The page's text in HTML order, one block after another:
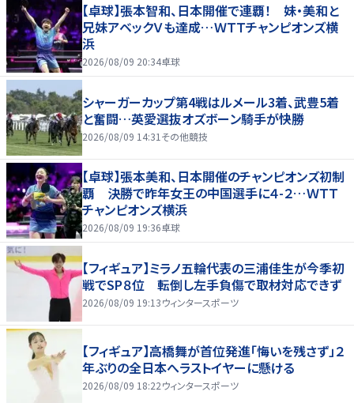
【卓球】張本智和、日本開催で連覇！ 妹・美和と
兄妹アベックＶも達成…ＷＴＴチャンピオンズ横
浜
2026/08/09 20:34卓球
シャーガーカップ第4戦はルメール3着、武豊5着
と奮闘…英愛選抜オズボーン騎手が快勝
2026/08/09 14:31 その他競技
【卓球】張本美和、日本開催のチャンピオンズ初制
覇 決勝で昨年女王の中国選手に４-２…ＷＴＴ
チャンピオンズ横浜
2026/08/09 19:36卓球
【フィギュア】ミラノ五輪代表の三浦佳生が今季初
戦でSP８位 転倒し左手負傷で取材対応できず
2026/08/09 19:13ウィンタースポーツ
【フィギュア】高橋舞が首位発進「悔いを残さず」２
年ぶりの全日本へラストイヤーに懸ける
2026/08/09 18:22ウィンタースポーツ